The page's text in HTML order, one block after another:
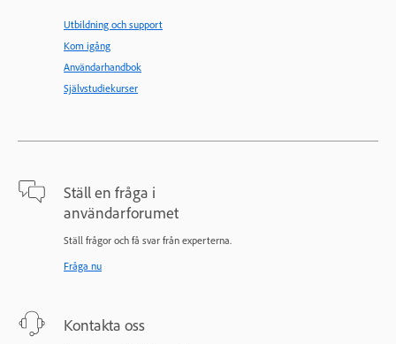
Utbildning och support
Kom igång
Användarhandbok
Självstudiekurser
Ställ en fråga i
användarforumet
Ställ frågor och få svar från experterna.
Fråga nu
Kontakta oss